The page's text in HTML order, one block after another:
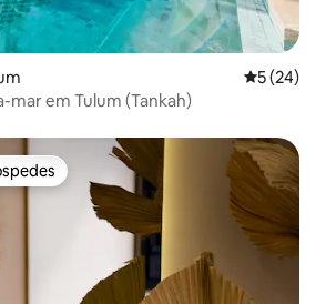
5 de uma
5 (24)
mar em Tulum (Tankah)
dos hóspedes